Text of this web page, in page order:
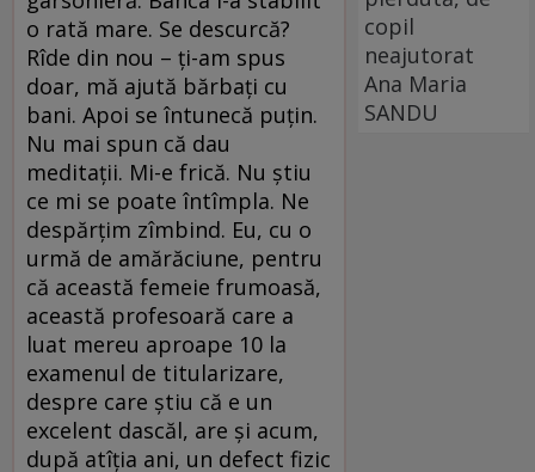
o rată mare. Se descurcă?
Rîde din nou – ţi-am spus
doar, mă ajută bărbaţi cu
bani. Apoi se întunecă puţin.
Nu mai spun că dau
meditaţii. Mi-e frică. Nu ştiu
ce mi se poate întîmpla. Ne
despărţim zîmbind. Eu, cu o
urmă de amărăciune, pentru
că această femeie frumoasă,
această profesoară care a
luat mereu aproape 10 la
examenul de titularizare,
despre care ştiu că e un
excelent dascăl, are şi acum,
după atîţia ani, un defect fizic
copil
neajutorat
Ana Maria
SANDU